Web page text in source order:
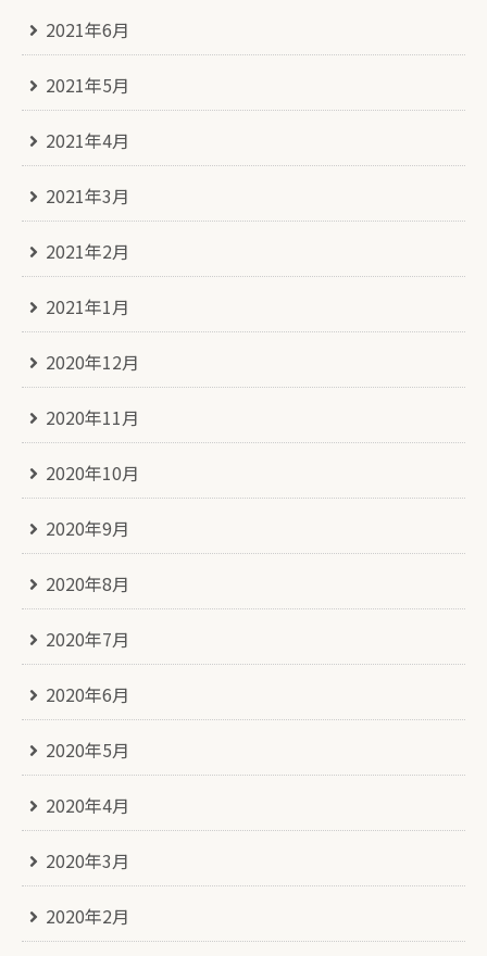
2021年6月
2021年5月
2021年4月
2021年3月
2021年2月
2021年1月
2020年12月
2020年11月
2020年10月
2020年9月
2020年8月
2020年7月
2020年6月
2020年5月
2020年4月
2020年3月
2020年2月